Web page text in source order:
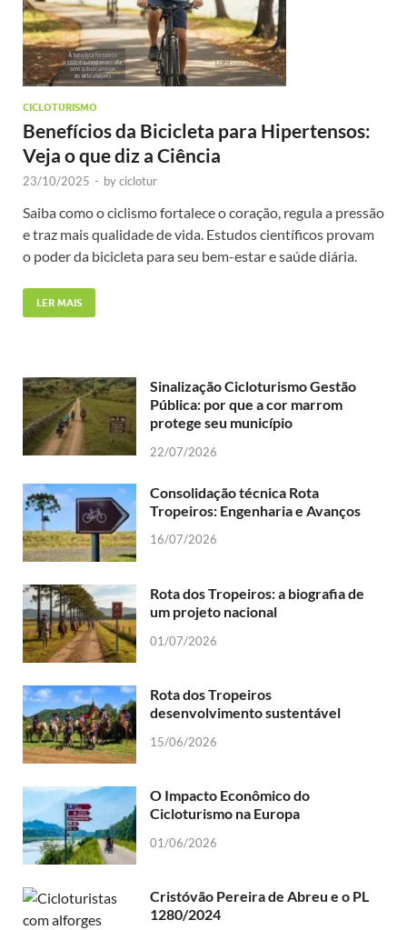
CICLOTURISMO
Benefícios da Bicicleta para Hipertensos:
Veja o que diz a Ciência
23/10/2025 - byciclotur
Saiba como o ciclismo fortalece o coração, regula a pressão
e traz mais qualidade de vida. Estudos científicos provam
o poder da bicicleta para seu bem-estar e saúde diária.
LER MAIS
Sinalização Cicloturismo Gestão
Pública: por que a cor marrom
protege seu município
22/07/2026
Consolidação técnica Rota
Tropeiros: Engenharia e Avanços
16/07/2026
Rota dos Tropeiros: a biografia de
um projeto nacional
01/07/2026
Rota dos Tropeiros
desenvolvimento sustentável
15/06/2026
O Impacto Econômico do
Cicloturismo na Europa
01/06/2026
Cristóvão Pereira de Abreu e o PL
1280/2024